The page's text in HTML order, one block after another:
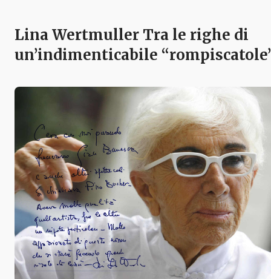
Lina Wertmuller Tra le righe di
un’indimenticabile